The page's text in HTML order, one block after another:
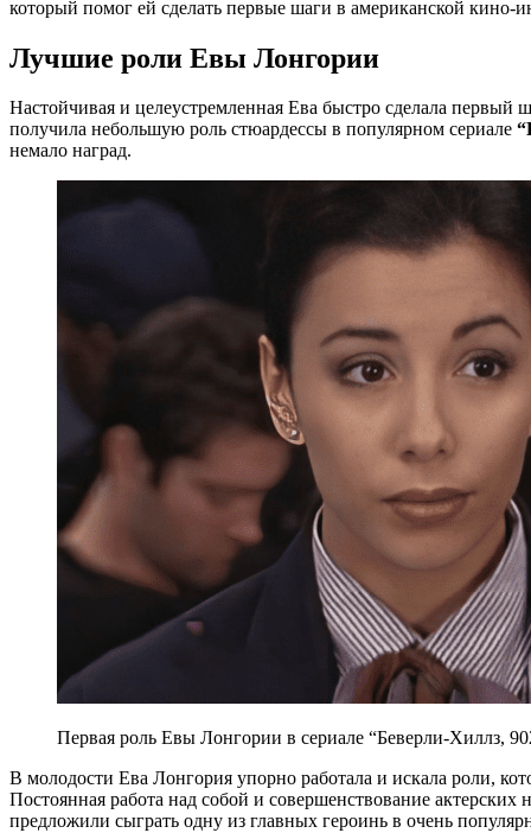
который помог ей сделать первые шаги в американской кино-
Лучшие роли Евы Лонгории
Настойчивая и целеустремленная Ева быстро сделала первый
получила небольшую роль стюардессы в популярном сериале
немало наград.
Первая роль Евы Лонгории в сериале “Беверли-Хиллз,
В молодости Ева Лонгория упорно работала и искала роли,
Постоянная работа над собой и совершенствование актерских
предложили сыграть одну из главных героинь в очень